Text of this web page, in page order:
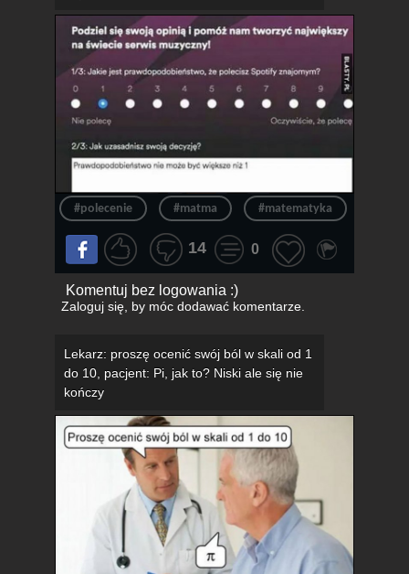
#polecenie #matma #matematyka
14 0
Komentuj bez logowania :)
Zaloguj się, by móc dodawać komentarze.
Lekarz: proszę ocenić swój ból w skali od 1
do 10, pacjent: Pi, jak to? Niski ale się nie
kończy